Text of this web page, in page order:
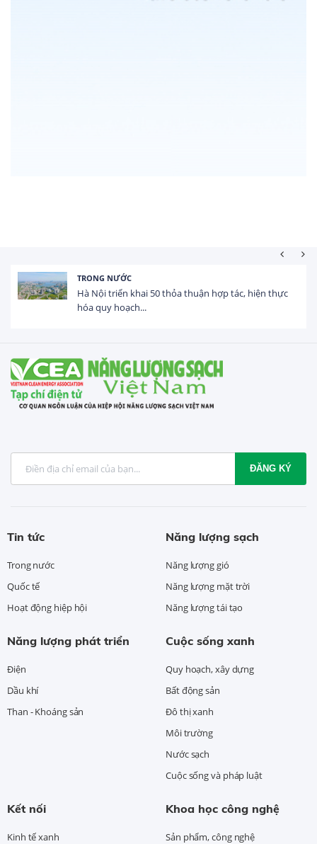
TRONG NƯỚC
Hà Nội triển khai 50 thỏa thuận hợp tác, hiện thực
hóa quy hoạch...
ĐĂNG KÝ
Tin tức
Trong nước
Quốc tế
Hoạt động hiệp hội
Năng lượng sạch
Năng lượng gió
Năng lượng mặt trời
Năng lượng tái tạo
Năng lượng phát triển
Điện
Dầu khí
Than - Khoáng sản
Cuộc sống xanh
Quy hoạch, xây dựng
Bất động sản
Đô thị xanh
Môi trường
Nước sạch
Cuộc sống và pháp luật
Kết nối
Kinh tế xanh
Khoa học công nghệ
Sản phẩm, công nghệ